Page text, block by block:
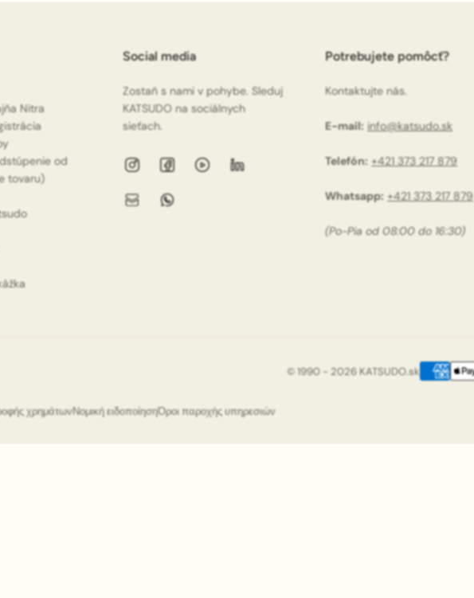
Nitra
od
tovaru)
Social media
Zostaň s nami v pohybe. Sleduj
KATSUDO na sociálnych
sieťach.
Potrebujete pomôcť?
Kontaktujte nás.
E-mail: info@katsudo.sk
Telefón: +421 373 217 879
Whatsapp: +421 373 217 879
(Po-Pia od 08:00 do 16:30)
© 1990 - 2026 KATSUDO.sk
χρημάτωνΝομική ειδοποίησηΌροι παροχής υπηρεσιών